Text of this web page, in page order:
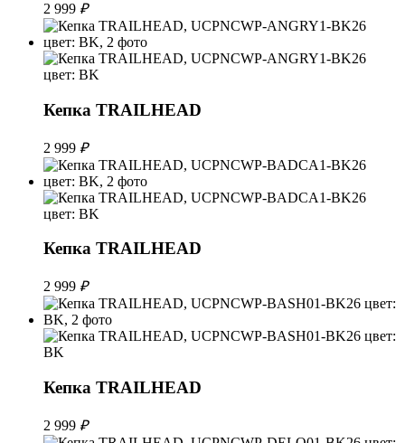
2 999 ₽
Кепка TRAILHEAD
2 999 ₽
Кепка TRAILHEAD
2 999 ₽
Кепка TRAILHEAD
2 999 ₽